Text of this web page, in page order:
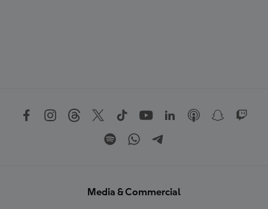
Media & Commercial